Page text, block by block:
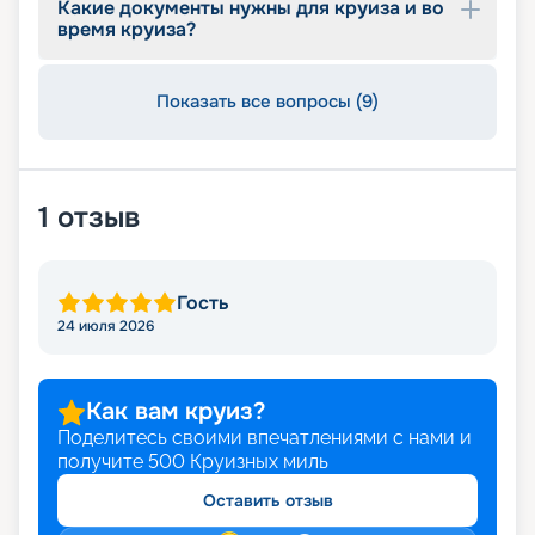
предложения и оставляйте заявку.
Какие документы нужны для круиза и во
время круиза?
Показать все вопросы (9)
1 отзыв
Гость
24 июля 2026
Как вам круиз?
Поделитесь своими впечатлениями с нами и
получите 500 Круизных миль
Оставить отзыв